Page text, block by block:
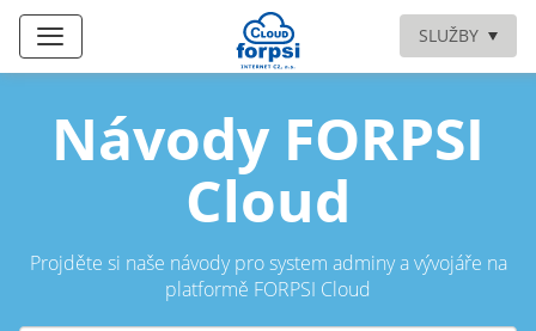
SLUŽBY
Návody FORPSI
Cloud
Projděte si naše návody pro system adminy a vývojáře na
platformě FORPSI Cloud